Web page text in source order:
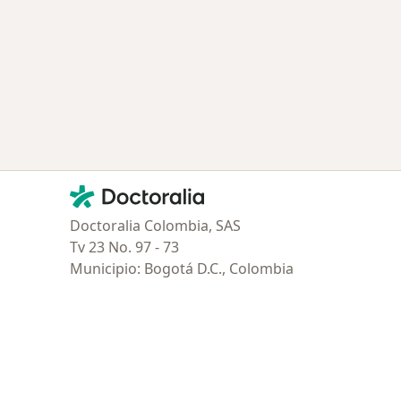
Contacto
Doctoralia - Página de inicio
Doctoralia Colombia, SAS
Tv 23 No. 97 - 73
Municipio: Bogotá D.C., Colombia